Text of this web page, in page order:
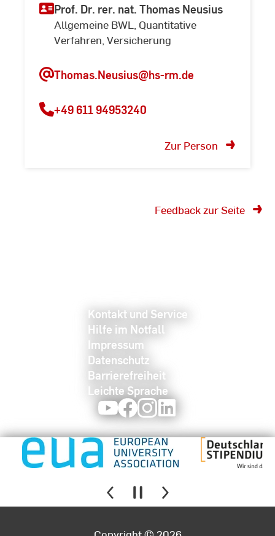
Prof. Dr. rer. nat. Thomas Neusius
Allgemeine BWL, Quantitative
Verfahren, Versicherung
Thomas.Neusius@hs-rm.de
+49 611 94953240
Zur Person
Feedback zur Seite
Kontakt und Service
Hilfe im Notfall
Impressum
Datenschutz
Barrierefreiheit
Leichte Sprache
YoutubeFacebookInstagram